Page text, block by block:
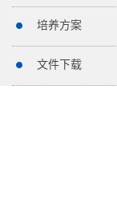
培养方案
文件下载